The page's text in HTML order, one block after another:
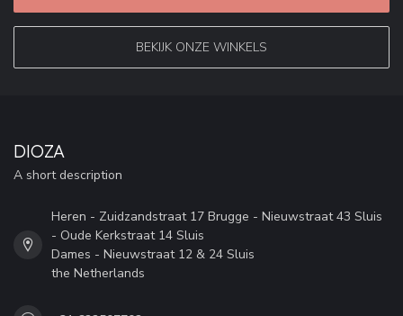
BEKIJK ONZE WINKELS
DIOZA
A short description
Heren - Zuidzandstraat 17 Brugge - Nieuwstraat 43 Sluis
- Oude Kerkstraat 14 Sluis
Dames - Nieuwstraat 12 & 24 Sluis
the Netherlands